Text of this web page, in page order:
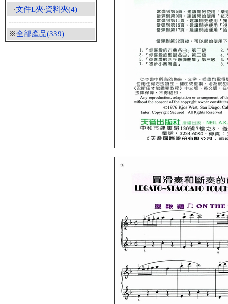
‧文件L夾‧資料夾(4)
---------------------------------
※全部產品(339)